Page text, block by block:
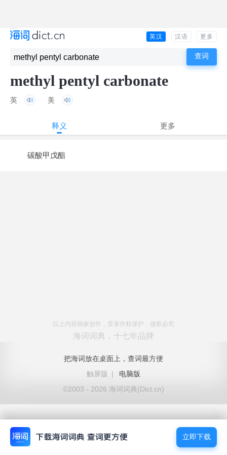
英汉 汉语 更多
methyl pentyl carbonate
英 美
释义 更多
碳酸甲戊酯
以上内容独家创作，受著作权保护，侵权必究
海词词典，十七年品牌
把海词放在桌面上，查词最方便
触屏版
|
电脑版
©2003 - 2026 海词词典(Dict.cn)
立即下载
立即下载